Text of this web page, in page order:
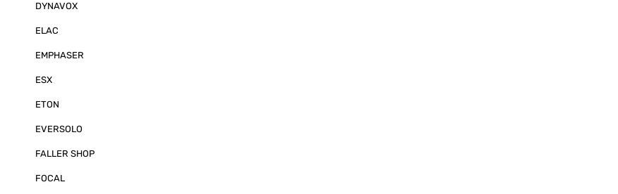
DYNAVOX
ELAC
EMPHASER
ESX
ETON
EVERSOLO
FALLER SHOP
FOCAL